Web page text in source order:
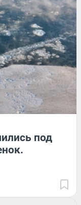
под